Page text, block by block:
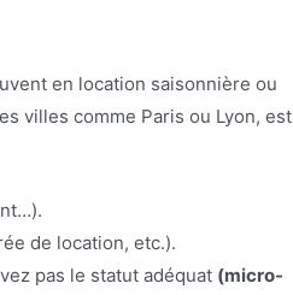
en location saisonnière ou
villes comme Paris ou Lyon, est
de location, etc.).
pas le statut adéquat (micro-